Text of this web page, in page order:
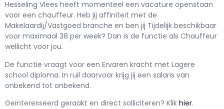
Hesseling Vlees heeft momenteel een vacature openstaan
voor een chauffeur. Heb jij affiniteit met de
Makelaardij/Vastgoed branche en ben jij Tijdelijk beschikbaar
voor maximaal 38 per week? Dan is de functie als Chauffeur
wellicht voor jou.
De functie vraagt voor een Ervaren kracht met Lagere
school diploma. In ruil daarvoor krijg jij een salaris van
onbekend tot onbekend.
Geïnteresseerd geraakt en direct solliciteren? Klik hier.